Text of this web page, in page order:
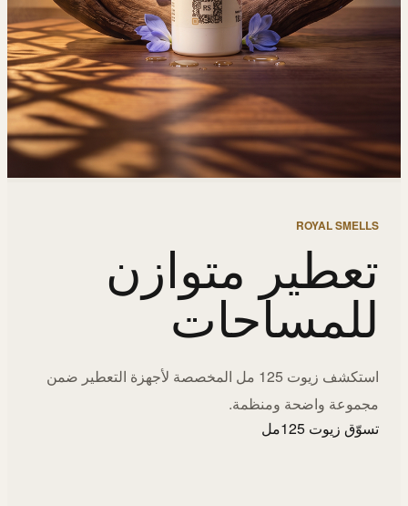
ROYAL SMELLS
تعطير متوازن
للمساحات
استكشف زيوت 125 مل المخصصة لأجهزة التعطير ضمن
مجموعة واضحة ومنظمة.
تسوّق زيوت 125مل